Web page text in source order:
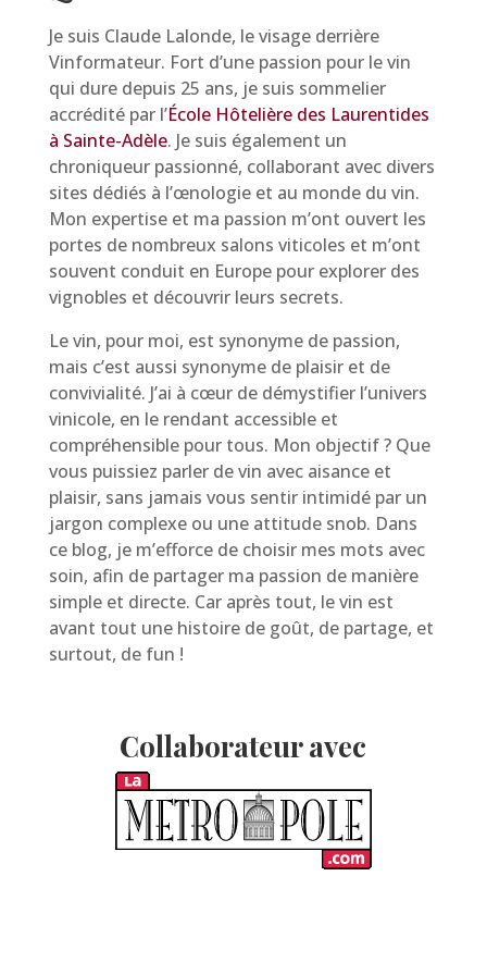
Je suis Claude Lalonde, le visage derrière
Vinformateur. Fort d’une passion pour le vin
qui dure depuis 25 ans, je suis sommelier
accrédité par l’École Hôtelière des Laurentides
à Sainte-Adèle. Je suis également un
chroniqueur passionné, collaborant avec divers
sites dédiés à l’œnologie et au monde du vin.
Mon expertise et ma passion m’ont ouvert les
portes de nombreux salons viticoles et m’ont
souvent conduit en Europe pour explorer des
vignobles et découvrir leurs secrets.
Le vin, pour moi, est synonyme de passion,
mais c’est aussi synonyme de plaisir et de
convivialité. J’ai à cœur de démystifier l’univers
vinicole, en le rendant accessible et
compréhensible pour tous. Mon objectif ? Que
vous puissiez parler de vin avec aisance et
plaisir, sans jamais vous sentir intimidé par un
jargon complexe ou une attitude snob. Dans
ce blog, je m’efforce de choisir mes mots avec
soin, afin de partager ma passion de manière
simple et directe. Car après tout, le vin est
avant tout une histoire de goût, de partage, et
surtout, de fun !
Collaborateur avec